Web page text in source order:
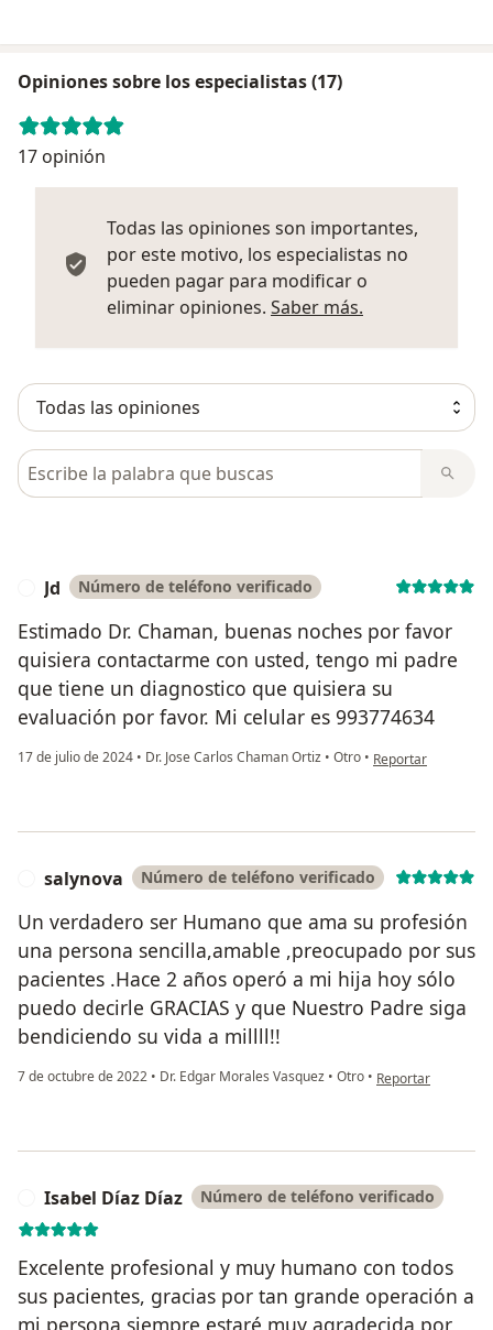
Opiniones sobre los especialistas (17)
17 opinión
Todas las opiniones son importantes,
por este motivo, los especialistas no
pueden pagar para modificar o
eliminar opiniones. Saber más.
Busca en opiniones
Jd Número de teléfono verificado
Estimado Dr. Chaman, buenas noches por favor
quisiera contactarme con usted, tengo mi padre
que tiene un diagnostico que quisiera su
evaluación por favor. Mi celular es 993774634
17 de julio de 2024 • Dr. Jose Carlos Chaman Ortiz • Otro • en opinión del
Reportar
salynova Número de teléfono verificado
Un verdadero ser Humano que ama su profesión
una persona sencilla,amable ,preocupado por sus
pacientes .Hace 2 años operó a mi hija hoy sólo
puedo decirle GRACIAS y que Nuestro Padre siga
bendiciendo su vida a millll!!
7 de octubre de 2022 • Dr. Edgar Morales Vasquez • Otro • en opinión del
Reportar
Isabel Díaz Díaz Número de teléfono verificado
Excelente profesional y muy humano con todos
sus pacientes, gracias por tan grande operación a
mi persona siempre estaré muy agradecida por